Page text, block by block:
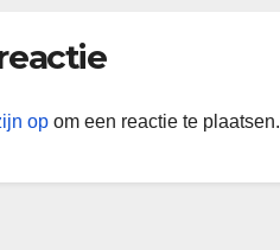
op om een reactie te plaatsen.